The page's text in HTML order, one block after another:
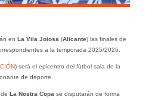
en La Vila Joiosa (Alicante) las finales de
a la temporada 2025/2026.
) será el epicentro del fútbol sala de la
de deporte.
La Nostra Copa se disputarán de forma